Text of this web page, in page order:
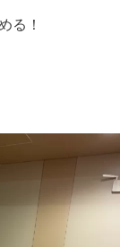
る！